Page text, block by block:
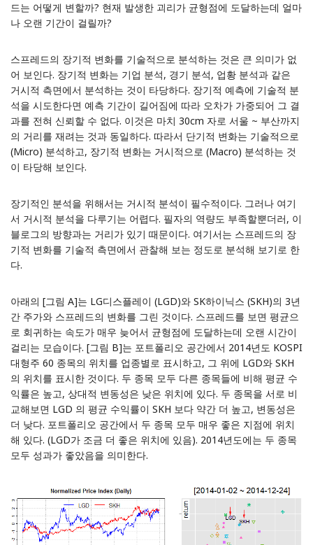
드는 어떻게 변할까? 현재 발생한 괴리가 균형점에 도달하는데 얼마
나 오랜 기간이 걸릴까?
스프레드의 장기적 변화를 기술적으로 분석하는 것은 큰 의미가 없
어 보인다. 장기적 변화는 기업 분석, 경기 분석, 업황 분석과 같은
거시적 측면에서 분석하는 것이 타당하다. 장기적 예측에 기술적 분
석을 시도한다면 예측 기간이 길어짐에 따라 오차가 가중되어 그 결
과를 전혀 신뢰할 수 없다. 이것은 마치 30cm 자로 서울 ~ 부산까지
의 거리를 재려는 것과 동일하다. 따라서 단기적 변화는 기술적으로
(Micro) 분석하고, 장기적 변화는 거시적으로 (Macro) 분석하는 것
이 타당해 보인다.
장기적인 분석을 위해서는 거시적 분석이 필수적이다. 그러나 여기
서 거시적 분석을 다루기는 어렵다. 필자의 역량도 부족할뿐더러, 이
블로그의 방향과는 거리가 있기 때문이다. 여기서는 스프레드의 장
기적 변화를 기술적 측면에서 관찰해 보는 정도로 분석해 보기로 한
다.
아래의 [그림 A]는 LG디스플레이 (LGD)와 SK하이닉스 (SKH)의 3년
간 주가와 스프레드의 변화를 그린 것이다. 스프레드를 보면 평균으
로 회귀하는 속도가 매우 늦어서 균형점에 도달하는데 오랜 시간이
걸리는 모습이다. [그림 B]는 포트폴리오 공간에서 2014년도 KOSPI
대형주 60 종목의 위치를 업종별로 표시하고, 그 위에 LGD와 SKH
의 위치를 표시한 것이다. 두 종목 모두 다른 종목들에 비해 평균 수
익률은 높고, 상대적 변동성은 낮은 위치에 있다. 두 종목을 서로 비
교해보면 LGD 의 평균 수익률이 SKH 보다 약간 더 높고, 변동성은
더 낮다. 포트폴리오 공간에서 두 종목 모두 매우 좋은 지점에 위치
해 있다. (LGD가 조금 더 좋은 위치에 있음). 2014년도에는 두 종목
모두 성과가 좋았음을 의미한다.